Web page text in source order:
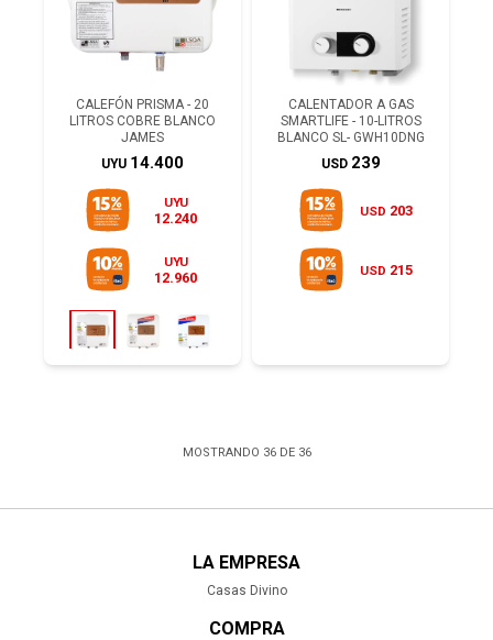
CALEFÓN PRISMA - 20
LITROS COBRE BLANCO
JAMES
UYU 14.400
UYU
12.240
UYU
12.960
CALENTADOR A GAS
SMARTLIFE - 10-LITROS
BLANCO SL- GWH10DNG
USD 239
USD 203
USD 215
MOSTRANDO 36DE 36
LA EMPRESA
Casas Divino
COMPRA